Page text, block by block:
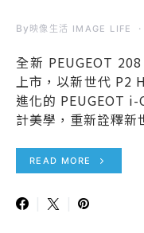
By 映像生活 IMAGE LIFE
全新 PEUGEOT
上市，以新世代 P2
進化的 PEUGEOT
計美學，重新詮釋新
READ MORE